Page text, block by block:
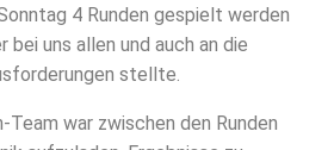
4 Runden gespielt werden
bei uns allen und auch an die
stellte.
Team war zwischen den Runden